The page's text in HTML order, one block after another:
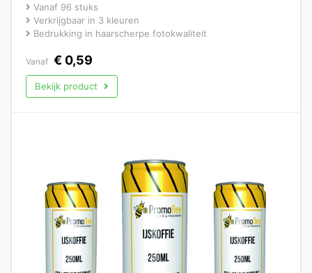
Vanaf 96 stuks
Verkrijgbaar in 3 kleuren
Bedrukking in haarscherpe fotokwaliteit
Vanaf € 0,59
Bekijk product